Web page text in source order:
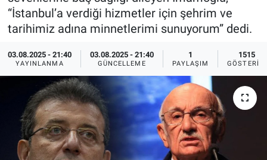
“İstanbul’a verdiği hizmetler için şehrim ve
tarihimiz adına minnetlerimi sunuyorum” dedi.
03.08.2025 - 21:40
YAYINLANMA
03.08.2025 - 21:40
GÜNCELLEME
1
PAYLAŞIM
1515
GÖSTERIM
Ege'den Esintiler
Eğitim
Eğlence
Ekonomi
Forum
İletişim